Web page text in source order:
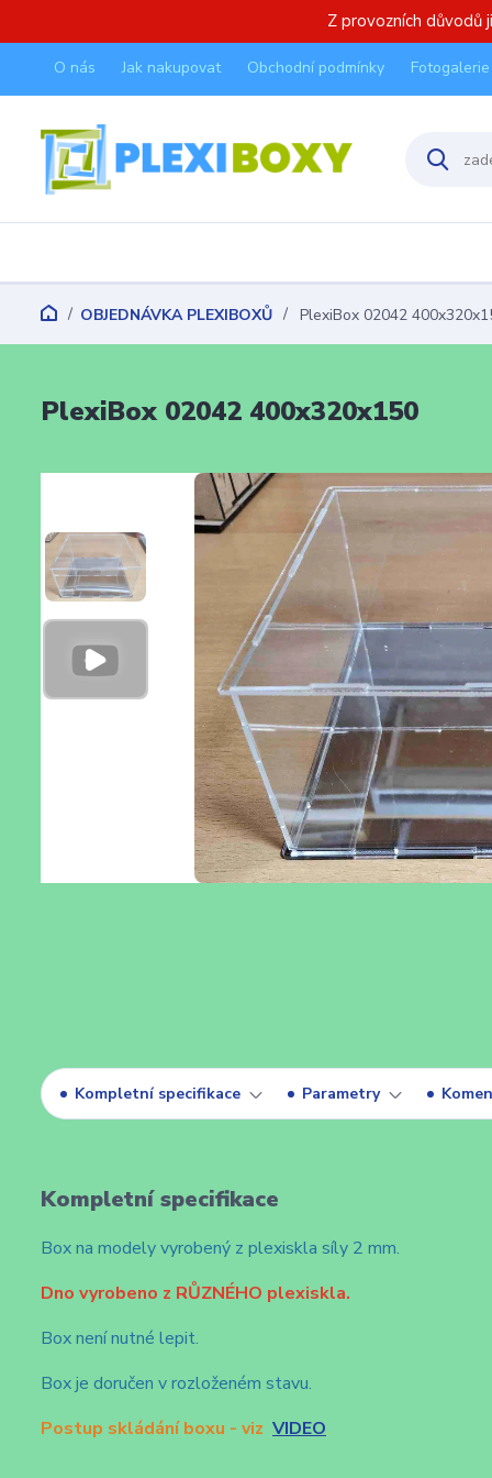
Z provozních důvodů
O nás Jak nakupovat Obchodní podmínky Fotogalerie
OBJEDNÁVKA PLEXIBOXŮ PlexiBox 02042
PlexiBox 02042 400x320x150
Kompletní specifikace Parametry
Kompletní specifikace
Box na modely vyrobený z plexiskla síly 2 mm.
Dno vyrobeno z RŮZNÉHO plexiskla.
Box není nutné lepit.
Box je doručen v rozloženém stavu.
Postup skládání boxu - viz VIDEO.